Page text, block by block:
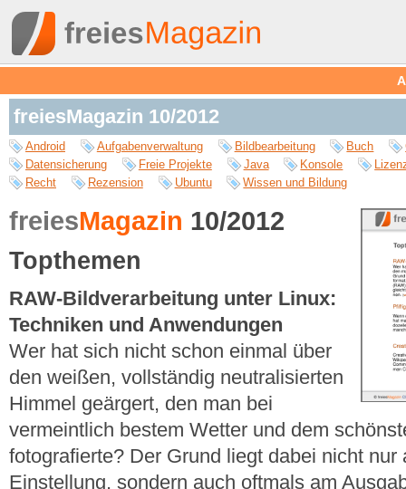
freiesMagazin 10/2012
Android Aufgabenverwaltung Bildbearbeitung Buch
Datensicherung
Freie Projekte Java Konsole
Recht
Rezension Ubuntu Wissen und Bildung
freiesMagazin 10/2012
Topthemen
RAW-Bildverarbeitung unter Linux:
Techniken und Anwendungen
Wer hat sich nicht schon einmal über
den weißen, vollständig neutralisierten
Himmel geärgert, den man bei
vermeintlich bestem Wetter und dem
fotografierte? Der Grund liegt dabei nicht nur
Einstellung, sondern auch oftmals am